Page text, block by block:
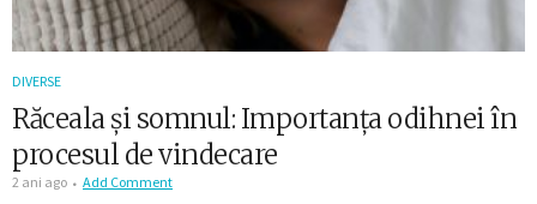
DIVERSE
Răceala și somnul: Importanța odihnei în
procesul de vindecare
2 ani ago Add Comment